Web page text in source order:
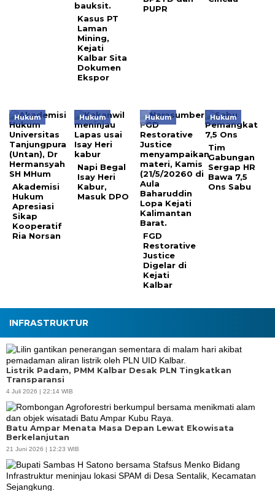
Kasus PT
Laman
Mining,
Kejati
Kalbar Sita
Dokumen
Ekspor
PUPR
Hukum
Akademisi
Hukum
Apresiasi
Sikap
Kooperatif
Ria Norsan
Hukum
Napi Begal
Isay Heri
Kabur,
Masuk DPO
Hukum
FGD
Restorative
Justice
Digelar di
Kejati
Kalbar
Hukum
Tim
Gabungan
Sergap HR
Bawa 7,5
Ons Sabu
INFRASTRUKTUR
Listrik Padam, PMM Kalbar Desak PLN Tingkatkan
Transparansi
4 Juli 2026 | 22:14 WIB
Batu Ampar Menata Masa Depan Lewat Ekowisata
Berkelanjutan
21 Juni 2026 | 12:23 WIB